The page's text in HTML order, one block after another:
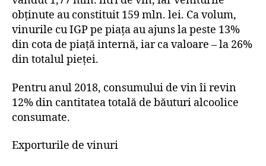
obținute au constituit 159 mln. lei. Ca volum,
vinurile cu IGP pe piața au ajuns la peste 13%
din cota de piață internă, iar ca valoare – la 26%
din totalul pieței.
Pentru anul 2018, consumului de vin îi revin
12% din cantitatea totală de băuturi alcoolice
consumate.
Exporturile de vinuri